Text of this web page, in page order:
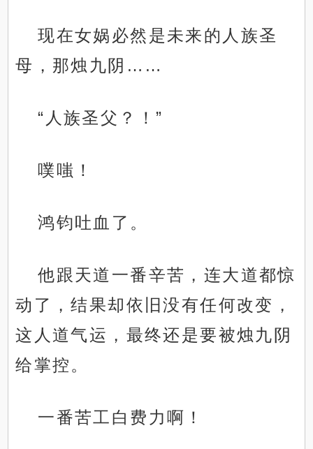
现在女娲必然是未来的人族圣
母，那烛九阴……
“人族圣父？！”
噗嗤！
鸿钧吐血了。
他跟天道一番辛苦，连大道都惊
动了，结果却依旧没有任何改变，
这人道气运，最终还是要被烛九阴
给掌控。
一番苦工白费力啊！